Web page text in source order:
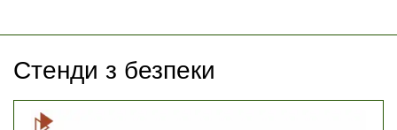
Стенди з безпеки